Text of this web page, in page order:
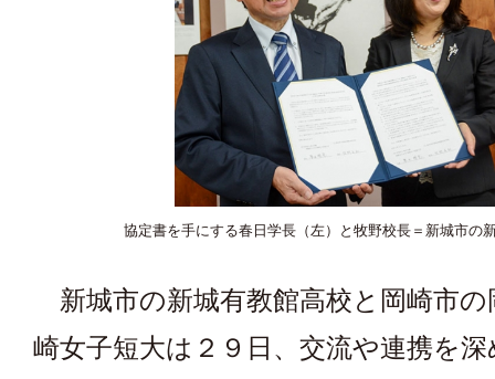
協定書を手にする春日学長（左）と牧野校長＝新城市の
新城市の新城有教館高校と岡崎市の
崎女子短大は２９日、交流や連携を